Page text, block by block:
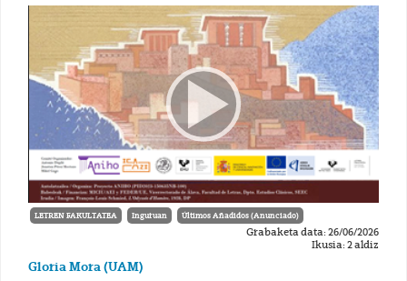
LETREN FAKULTATEA Inguruan Últimos Añadidos (Anunciado)
Grabaketa data: 26/06/2026
Ikusia: 2 aldiz
Gloria Mora (UAM)